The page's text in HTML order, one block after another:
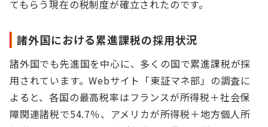
てもらう現在の税制度が確立されたのです。
諸外国における累進課税の採用状況
諸外国でも先進国を中心に、多くの国で累進課税が採
用されています。Webサイト「東証マネ部」の調査に
よると、各国の最高税率はフランスが所得税＋社会保
障関連諸税で54.7％、アメリカが所得税＋地方個人所